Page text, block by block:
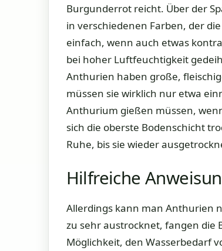
Burgunderrot reicht. Über der
in verschiedenen Farben, der
einfach, wenn auch etwas
bei hoher Luftfeuchtigkeit
Anthurien haben große,
müssen sie wirklich nur etwa
Anthurium gießen müssen,
sich die oberste Bodenschicht
Ruhe, bis sie wieder
Hilfreiche
Allerdings kann man Anthurien
zu sehr austrocknet, fangen die
Möglichkeit, den Wasserbedarf